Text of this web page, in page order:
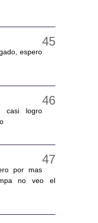
espero
casi logro
por mas
no veo el